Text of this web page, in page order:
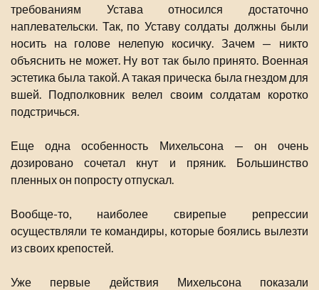
требованиям Устава относился достаточно
наплевательски. Так, по Уставу солдаты должны были
носить на голове нелепую косичку. Зачем — никто
объяснить не может. Ну вот так было принято. Военная
эстетика была такой. А такая прическа была гнездом для
вшей. Подполковник велел своим солдатам коротко
подстричься.
Еще одна особенность Михельсона — он очень
дозировано сочетал кнут и пряник. Большинство
пленных он попросту отпускал.
Вообще-то, наиболее свирепые репрессии
осуществляли те командиры, которые боялись вылезти
из своих крепостей.
Уже первые действия Михельсона показали